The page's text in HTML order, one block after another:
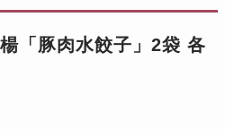
「豚肉水餃子」2袋 各